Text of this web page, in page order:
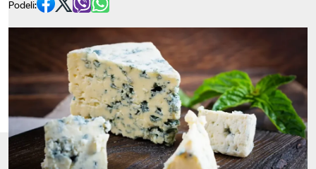
Podeli: